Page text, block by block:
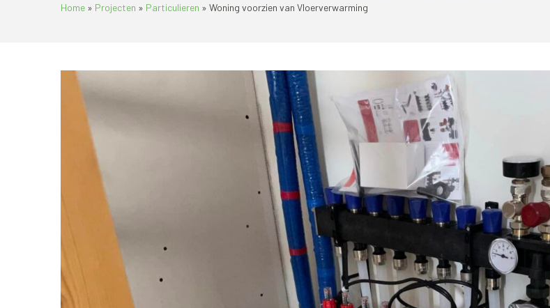
Home » Projecten » Particulieren » Woning voorzien van Vloerverwarming